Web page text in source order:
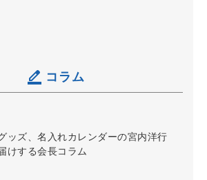
コラム
ッズ、名入れカレンダーの宮内洋行
けする会長コラム